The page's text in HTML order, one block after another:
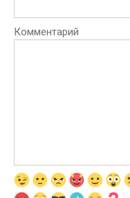
Комментарий